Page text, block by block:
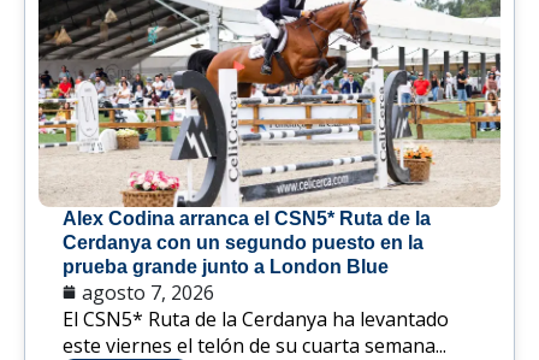
Alex Codina arranca el CSN5* Ruta de la
Cerdanya con un segundo puesto en la
prueba grande junto a London Blue
agosto 7, 2026
El CSN5* Ruta de la Cerdanya ha levantado
este viernes el telón de su cuarta semana...